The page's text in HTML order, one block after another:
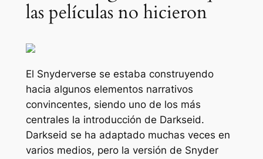
las películas no hicieron
El Snyderverse se estaba construyendo
hacia algunos elementos narrativos
convincentes, siendo uno de los más
centrales la introducción de Darkseid.
Darkseid se ha adaptado muchas veces en
varios medios, pero la versión de Snyder